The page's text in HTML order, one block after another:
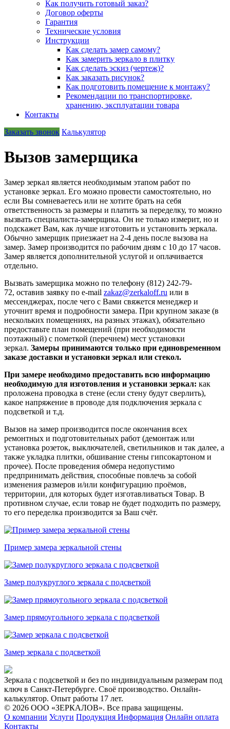
Как получить готовый заказ?
Договор оферты
Гарантия
Технические условия
Инструкции
Как сделать замер самому?
Как замерить зеркало в плитку
Как сделать эскиз (чертеж)?
Как заказать рисунок?
Как подготовить помещение к монтажу?
Рекомендации по транспортировке,
хранению, эксплуатации товара
Контакты
Заказать звонок Калькулятор
Вызов замерщика
Замер зеркал является необходимым этапом работ по
установке зеркал. Его можно провести самостоятельно, но
если Вы сомневаетесь или не хотите брать на себя
ответственность за размеры и платить за переделку, то можно
вызвать специалиста-замерщика. Он не только измерит, но и
подскажет Вам, как лучше изготовить и установить зеркала.
Обычно замерщик приезжает на 2-4 день после вызова на
замер. Замер производится по рабочим дням с 10 до 17 часов.
Замер является дополнительной услугой и оплачивается
отдельно.
Вызвать замерщика можно по телефону (812) 242-79-
72, оставив заявку по e-mail zakaz@zerkaloff.ru или в
мессенджерах, после чего с Вами свяжется менеджер и
уточнит время и подробности замера. При крупном заказе (в
нескольких помещениях, на разных этажах), обязательно
предоставьте план помещений (при необходимости
поэтажный) с пометкой (перечнем) мест установки
зеркал. Замеры принимаются только при единовременном
заказе доставки и установки зеркал или стекол.
При замере необходимо предоставить всю информацию
необходимую для изготовления и установки зеркал: как
проложена проводка в стене (если стену будут сверлить),
какое напряжение в проводе для подключения зеркала с
подсветкой и т.д.
Вызов на замер производится после окончания всех
ремонтных и подготовительных работ (демонтаж или
установка розеток, выключателей, светильников и так далее, а
также укладка плитки, обшивание стены гипсокартоном и
прочее). После проведения обмера недопустимо
предпринимать действия, способные повлечь за собой
изменения размеров и/или конфигурацию проёмов,
территории, для которых будет изготавливаться Товар. В
противном случае, если товар не будет подходить по размеру,
то его переделка производится за Ваш счёт.
Пример замера зеркальной стены
Замер полукруглого зеркала с подсветкой
Замер прямоугольного зеркала с подсветкой
Замер зеркала с подсветкой
Зеркала с подсветкой и без по индивидуальным размерам под
ключ в Санкт-Петербурге. Своё производство. Онлайн-
калькулятор. Опыт работы 17 лет.
© 2026 ООО «ЗЕРКАЛОВ». Все права защищены.
О компании Услуги Продукция Информация Онлайн оплата
Контакты